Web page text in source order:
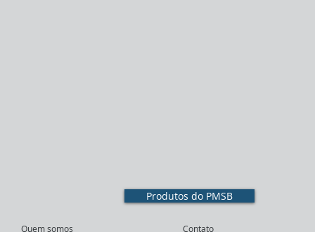
Produtos do PMSB
Quem somos Contato